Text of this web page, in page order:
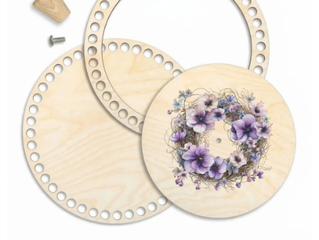
Doprava a platba Vrácení zboží a reklamace
Časté otázky
Moje objednávka
Obchodní podmínky
Ochrana osobních údajů
Hodnocení obchodu
Oblíbené produkty
Věrnostní program